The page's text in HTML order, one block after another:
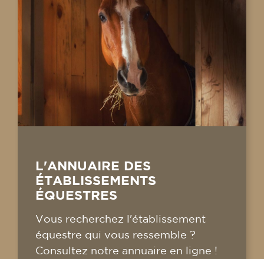
L'ANNUAIRE DES
ÉTABLISSEMENTS
ÉQUESTRES
Vous recherchez l'établissement
équestre qui vous ressemble ?
Consultez notre annuaire en ligne !